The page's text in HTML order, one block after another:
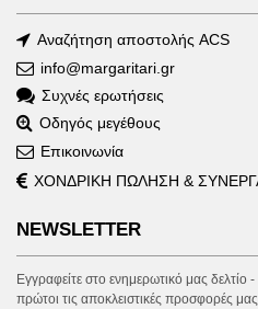
Αναζήτηση αποστολής ACS
info@margaritari.gr
Συχνές ερωτήσεις
Οδηγός μεγέθους
Επικοινωνία
ΧΟΝΔΡΙΚΗ ΠΩΛΗΣΗ &
NEWSLETTER
Εγγραφείτε στο ενημερωτικό μας
πρώτοι τις αποκλειστικές προσφορές